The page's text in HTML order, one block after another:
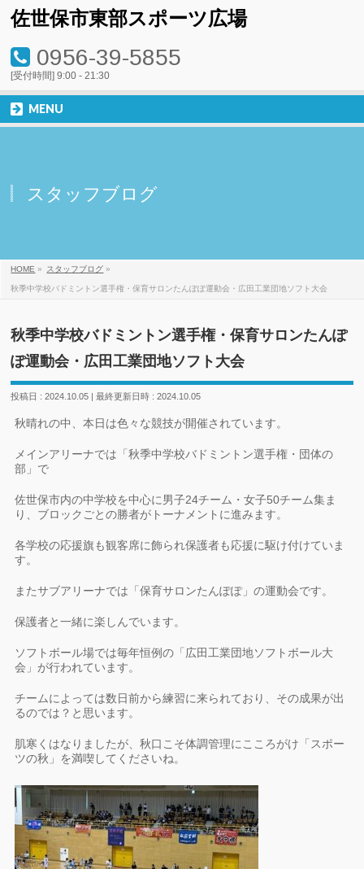
佐世保市東部スポーツ広場
0956-39-5855
[受付時間] 9:00 - 21:30
MENU
スタッフブログ
HOME » スタッフブログ »
秋季中学校バドミントン選手権・保育サロンたんぽぽ運動会・広田工業団地ソフト大会
秋季中学校バドミントン選手権・保育サロンたんぽ
ぽ運動会・広田工業団地ソフト大会
投稿日 : 2024.10.05 最終更新日時 : 2024.10.05
秋晴れの中、本日は色々な競技が開催されています。
メインアリーナでは「秋季中学校バドミントン選手権・団体の
部」で
佐世保市内の中学校を中心に男子24チーム・女子50チーム集ま
り、ブロックごとの勝者がトーナメントに進みます。
各学校の応援旗も観客席に飾られ保護者も応援に駆け付けていま
す。
またサブアリーナでは「保育サロンたんぽぽ」の運動会です。
保護者と一緒に楽しんでいます。
ソフトボール場では毎年恒例の「広田工業団地ソフトボール大
会」が行われています。
チームによっては数日前から練習に来られており、その成果が出
るのでは？と思います。
肌寒くはなりましたが、秋口こそ体調管理にこころがけ「スポー
ツの秋」を満喫してくださいね。